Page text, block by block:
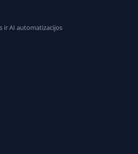
ir AI automatizacijos